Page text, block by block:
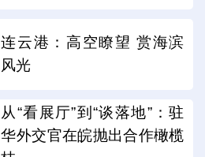
连云港：高空瞭望 赏海滨
风光
从“看展厅”到“谈落地”：驻
华外交官在皖抛出合作橄榄